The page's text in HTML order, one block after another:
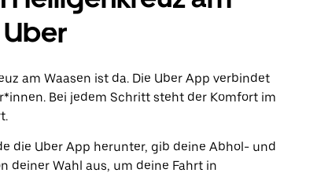
am Waasen ist da. Die Uber App verbindet
Bei jedem Schritt steht der Komfort im
die Uber App herunter, gib deine Abhol- und
deiner Wahl aus, um deine Fahrt in